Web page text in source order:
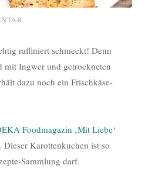
raffiniert schmeckt! Denn
mit Ingwer und getrockneten
dazu noch ein Frischkäse-
Foodmagazin ‚Mit Liebe‘
Dieser Karottenkuchen ist so
Sammlung darf.